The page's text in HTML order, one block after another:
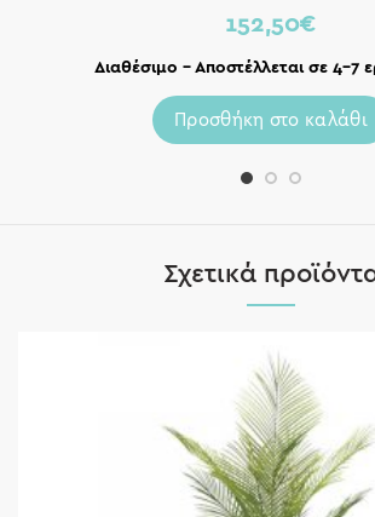
152,50€
Διαθέσιμο – Αποστέλλεται σε 4-7
Προσθήκη στο καλάθι
Σχετικά